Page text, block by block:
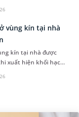
câu hỏi người bị
kh...
vùng kín tại nhà
kín tại nhà được
xuất hiện khối hạch
sinh dục. Nếu